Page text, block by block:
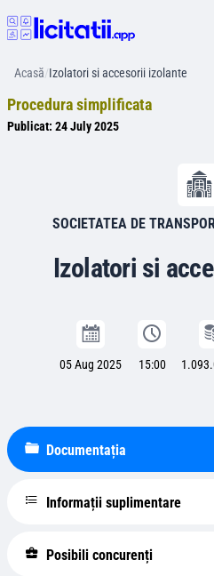
Acasă/Izolatori si accesorii izolante
Procedura simplificata
Publicat: 24 July 2025
SOCIETATEA DE
Izolatori si
05 Aug 2025 15:00
Documentația
Informații suplimentare
Posibili concurenți